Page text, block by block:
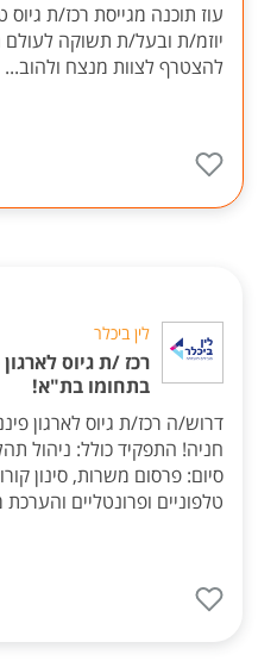
עוז תוכנה מגייסת רכז/ת גיוס
יוזמ/ת ובעל/ת תשוקה לעולם
להצטרף לצוות מנצח ולהוב...
לין ביכלר
רכז /ת גיוס
בתחומו בת"א!
דרוש/ה רכז/ת גיוס לארגון
חניה! התפקיד כולל: ניהול
סיום: פרסום משרות, סינון
טלפוניים ופרונטליים